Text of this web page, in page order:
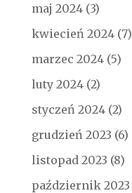
maj 2024(3)
kwiecień 2024(7)
marzec 2024(5)
luty 2024(2)
styczeń 2024(2)
grudzień 2023 (6)
listopad 2023 (8)
październik 2023